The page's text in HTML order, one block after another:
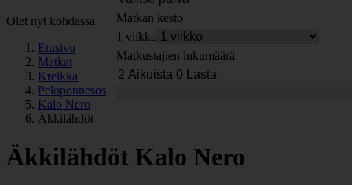
Matkan kesto
1 viikko
Matkustajien lukumäärä
Olet nyt kohdassa
Etusivu
Matkat
Kreikka
Peloponnesos
Kalo Nero
Äkkilähdöt
Äkkilähdöt Kalo Nero